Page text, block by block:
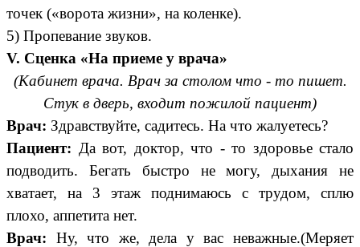
точек («ворота жизни», на коленке).
5) Пропевание звуков.
V. Сценка «На приеме у врача»
(Кабинет врача. Врач за столом что - то пишет.
Стук в дверь, входит пожилой пациент)
Врач: Здравствуйте, садитесь. На что жалуетесь?
Пациент: Да вот, доктор, что - то здоровье стало
подводить. Бегать быстро не могу, дыхания не
хватает, на 3 этаж поднимаюсь с трудом, сплю
плохо, аппетита нет.
Врач: Ну, что же, дела у вас неважные.(Меряет